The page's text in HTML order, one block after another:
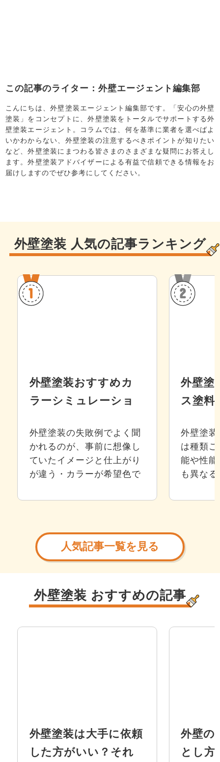
この記事のライター：外壁エージェント編集部
こんにちは、外壁塗装エージェント編集部です。「安心の外壁
塗装」をコンセプトに、外壁塗装をトータルでサポートする外
壁塗装エージェント。コラムでは、何を基準に業者を選べばよ
いかわからない、外壁塗装の注意するべきポイントが知りたい
など、外壁塗装にまつわる皆さまのさまざまな疑問にお答えし
ます。外壁塗装アドバイザーによる有益で信頼できる情報をお
届けしますのでぜひ参考にしてください。
外壁塗装 人気の記事ランキング
外壁塗装おすすめカ
ラーシミュレーショ
外壁塗装の失敗例でよく聞
かれるのが、事前に想像し
ていたイメージと仕上がり
が違う・カラーが希望色で
す。 そこでおすすめなの
利用できるものがほとんど
で...
外壁塗
ス塗料
徴、費
外壁塗
は種類
能や性
も異な
するの
思う方
が、...
人気記事一覧を見る
外壁塗装 おすすめの記事
外壁塗装は大手に依頼
した方がいい？それ
外壁の
とし方